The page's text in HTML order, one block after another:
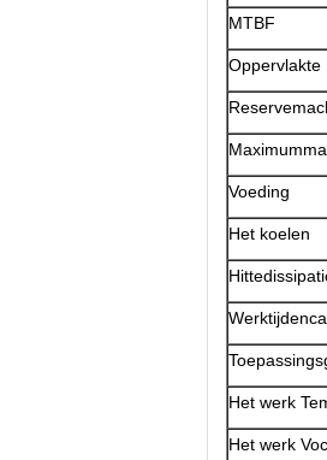
MTBF
Oppervlakte
Voeding
Het koelen
Het werk
Het werk